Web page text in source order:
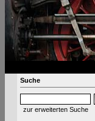
Suche
zur erweiterten Suche